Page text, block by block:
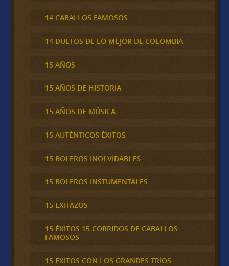
14 CABALLOS FAMOSOS
14 DUETOS DE LO MEJOR DE COLOMBIA
15 AÑOS
15 AÑOS DE HISTORIA
15 AÑOS DE MÚSICA
15 AUTÉNTICOS ÉXITOS
15 BOLEROS INOLVIDABLES
15 BOLEROS INSTUMENTALES
15 EXITAZOS
15 ÉXITOS 15 CORRIDOS DE CABALLOS
FAMOSOS
15 EXITOS CON LOS GRANDES TRÍOS